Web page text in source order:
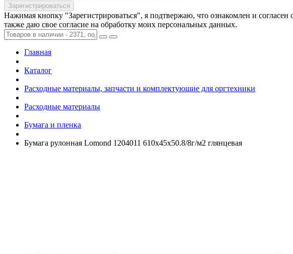
Нажимая кнопку "Зарегистрироваться", я подтвержаю, что ознакомлен и согласен
также даю свое согласие на обработку моих персональных данных.
Главная
Каталог
Расходные материалы, запчасти и комплектующие для оргтехники
Расходные материалы
Бумага и пленка
Бумага рулонная Lomond 1204011 610х45х50.8/­8г/­м2 глянцевая